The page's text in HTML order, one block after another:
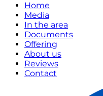
Home
Media
In the area
Documents
Offering
About us
Reviews
Contact